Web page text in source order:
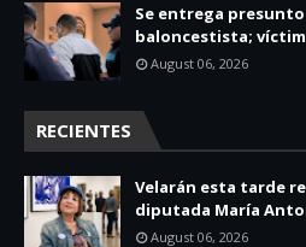
Se entrega
baloncestista;
August 06, 2026
RECIENTES
Velarán esta tarde
diputada María
August 06, 2026